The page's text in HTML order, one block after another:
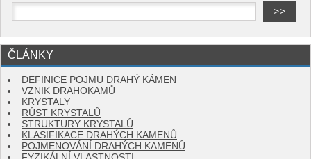
ČLÁNKY
DEFINICE POJMU DRAHÝ KÁMEN
VZNIK DRAHOKAMŮ
KRYSTALY
RŮST KRYSTALŮ
STRUKTURY KRYSTALŮ
KLASIFIKACE DRAHÝCH KAMENŮ
POJMENOVÁNÍ DRAHÝCH KAMENŮ